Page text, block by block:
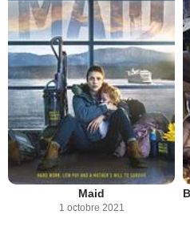
Maid
1 octobre 2021